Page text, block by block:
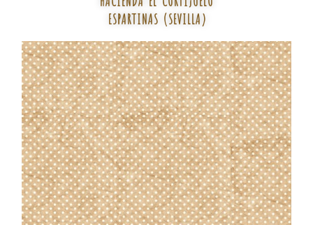
ESPARTINAS (SEVILLA)